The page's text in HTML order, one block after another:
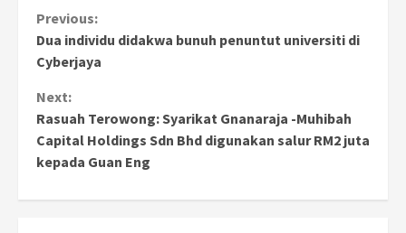
Continue
Reading
Previous:
Dua individu didakwa bunuh penuntut universiti di
Cyberjaya
Next:
Rasuah Terowong: Syarikat Gnanaraja -Muhibah
Capital Holdings Sdn Bhd digunakan salur RM2 juta
kepada Guan Eng